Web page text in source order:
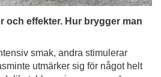
humör redan från första